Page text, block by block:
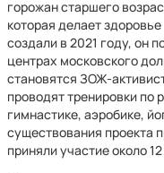
горожан старшего
которая делает
создали в 2021 году, он
центрах московского
становятся ЗОЖ-
проводят тренировки по
гимнастике, аэробике,
существования проекта
приняли участие около